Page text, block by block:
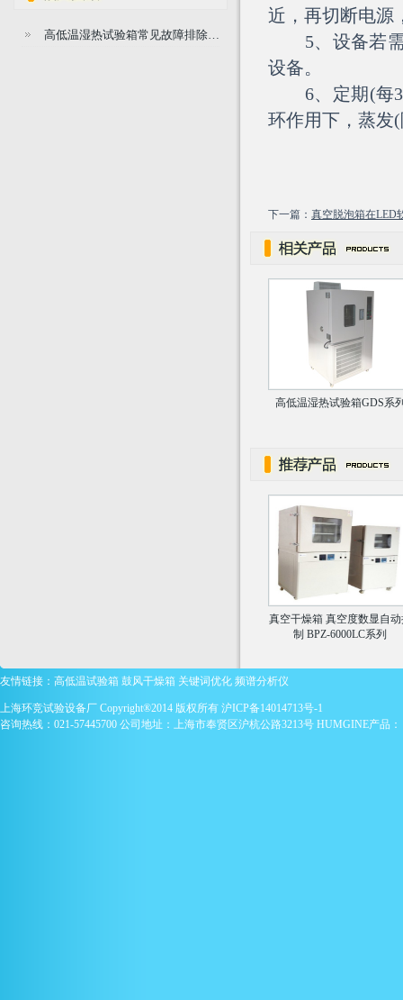
高低温湿热试验箱常见故障排除…
近，再切断电源
5、设备若需
设备。
6、定期(每3
环作用下，蒸发
下一篇： 真空脱泡箱在LED
高低温湿热试验箱GDS系
真空干燥箱 真空度数显自动
制 BPZ-6000LC系列
友情链接： 高低温试验箱 鼓风干燥箱 关键词优化 频谱分析仪
上海环竞试验设备厂 Copyright®2014 版权所有 沪ICP备14014713号-1
咨询热线：021-57445700 公司地址：上海市奉贤区沪杭公路3213号 HUMGINE产品：